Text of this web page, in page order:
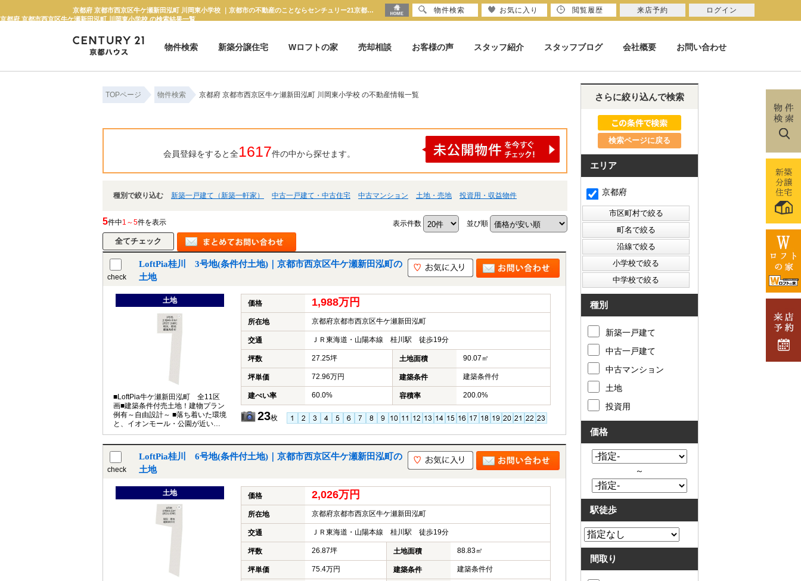
京都府 京都市西京区牛ケ瀬新田泓町 川岡東小学校 ｜京都市の不動産のことならセンチュリー21京都ハウス
物件検索
新築分譲住宅 Wロフトの家 売却相談 お客様の声 スタッフ紹介 スタッフブログ 会社概要 お問い合わせ
TOPページ 物件検索 京都府 京都市西京区牛ケ瀬新田泓町 川岡東小学校 の不動産情報一覧
京都府 京都市西京区牛ケ瀬新田泓町 川岡東小学校 の検索結果一覧
会員登録をすると全1617件の中から探せます。
種別で絞り込む 新築一戸建て（新築一軒家） 中古一戸建て・中古住宅 中古マンション 土地・売地 投資用・収益物件
5件中1～5件を表示 表示件数 並び順
check
LoftPia桂川 3号地(条件付土地)｜京都市西京区牛ケ瀬新田泓町の
土地
土地
■LoftPia牛ケ瀬新田泓町 全11区
画■建築条件付売土地！建物プラン
例有～自由設計～ ■落ち着いた環境
と、イオンモール・公園が近い子
育て世帯も嬉しい住環境
価格 1,988万円
所在地 京都府京都市西京区牛ケ瀬新田泓町
交通 ＪＲ東海道・山陽本線 桂川駅 徒歩19分
坪数 27.25坪 土地面積 90.07㎡
坪単価 72.96万円 建築条件 建築条件付
建ぺい率 60.0% 容積率 200.0%
23枚
check
LoftPia桂川 6号地(条件付土地)｜京都市西京区牛ケ瀬新田泓町の
土地
土地 価格 2,026万円
所在地 京都府京都市西京区牛ケ瀬新田泓町
交通 ＪＲ東海道・山陽本線 桂川駅 徒歩19分
坪数 26.87坪 土地面積 88.83㎡
坪単価 75.4万円 建築条件 建築条件付
さらに絞り込んで検索
検索ページに戻る
エリア
京都府
種別
新築一戸建て
中古一戸建て
中古マンション
土地
投資用
価格
～
駅徒歩
間取り
物件検索 お気に入り 閲覧履歴 来店予約 ログイン